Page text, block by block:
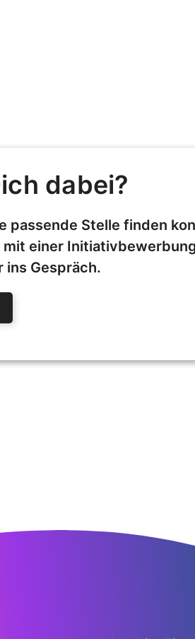
dabei?
passende Stelle finden
einer
ins Gespräch.